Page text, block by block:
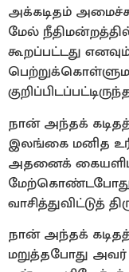
அக்கடிதம்
மேல்
கூறப்பட்டது
நான் அந்தக்
இலங்கை மனித
அதனைக்
மேற்கொண்டபோது
வாசித்துவிட்டுத்
நான் அந்தக்
மறுத்தபோது அவர்